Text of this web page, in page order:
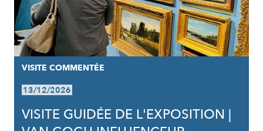
VISITE COMMENTÉE
13/12/2026
VISITE GUIDÉE DE L'EXPOSITION |